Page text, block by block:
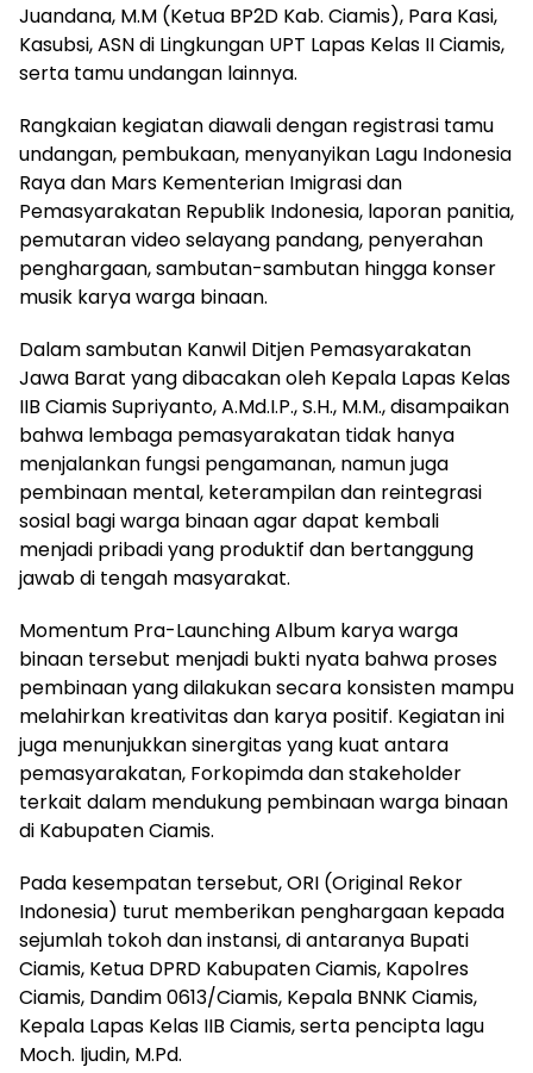
Juandana, M.M (Ketua BP2D Kab. Ciamis), Para Kasi,
Kasubsi, ASN di Lingkungan UPT Lapas Kelas II Ciamis,
serta tamu undangan lainnya.
Rangkaian kegiatan diawali dengan registrasi tamu
undangan, pembukaan, menyanyikan Lagu Indonesia
Raya dan Mars Kementerian Imigrasi dan
Pemasyarakatan Republik Indonesia, laporan panitia,
pemutaran video selayang pandang, penyerahan
penghargaan, sambutan-sambutan hingga konser
musik karya warga binaan.
Dalam sambutan Kanwil Ditjen Pemasyarakatan
Jawa Barat yang dibacakan oleh Kepala Lapas Kelas
IIB Ciamis Supriyanto, A.Md.I.P., S.H., M.M., disampaikan
bahwa lembaga pemasyarakatan tidak hanya
menjalankan fungsi pengamanan, namun juga
pembinaan mental, keterampilan dan reintegrasi
sosial bagi warga binaan agar dapat kembali
menjadi pribadi yang produktif dan bertanggung
jawab di tengah masyarakat.
Momentum Pra-Launching Album karya warga
binaan tersebut menjadi bukti nyata bahwa proses
pembinaan yang dilakukan secara konsisten mampu
melahirkan kreativitas dan karya positif. Kegiatan ini
juga menunjukkan sinergitas yang kuat antara
pemasyarakatan, Forkopimda dan stakeholder
terkait dalam mendukung pembinaan warga binaan
di Kabupaten Ciamis.
Pada kesempatan tersebut, ORI (Original Rekor
Indonesia) turut memberikan penghargaan kepada
sejumlah tokoh dan instansi, di antaranya Bupati
Ciamis, Ketua DPRD Kabupaten Ciamis, Kapolres
Ciamis, Dandim 0613/Ciamis, Kepala BNNK Ciamis,
Kepala Lapas Kelas IIB Ciamis, serta pencipta lagu
Moch. Ijudin, M.Pd.